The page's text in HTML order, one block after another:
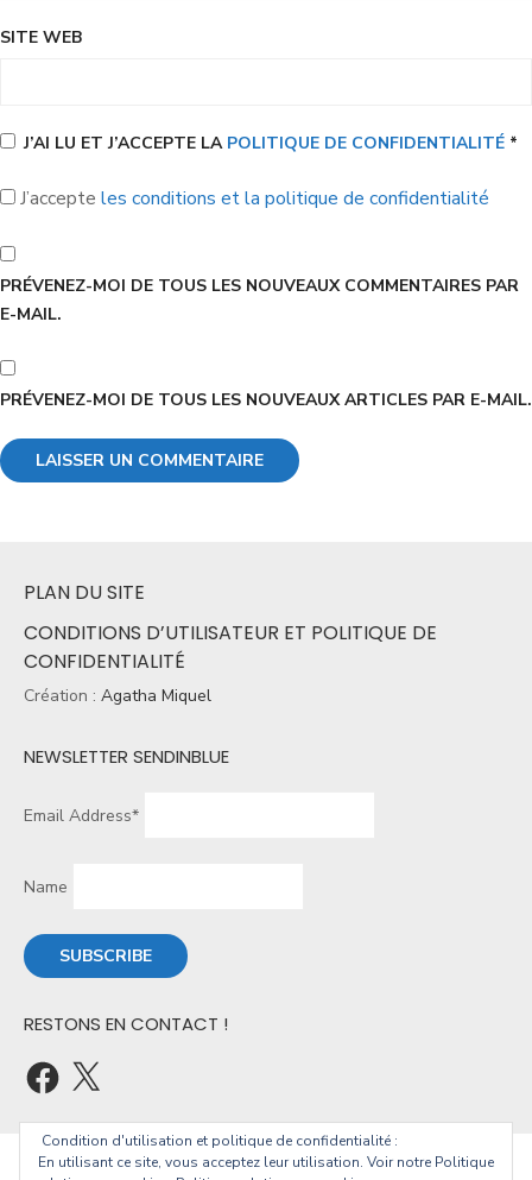
SITE WEB
J’AI LU ET J’ACCEPTE LA POLITIQUE DE CONFIDENTIALITÉ *
J’accepte les conditions et la politique de confidentialité
PRÉVENEZ-MOI DE TOUS LES NOUVEAUX COMMENTAIRES PAR
E-MAIL.
PRÉVENEZ-MOI DE TOUS LES NOUVEAUX ARTICLES PAR E-MAIL.
PLAN DU SITE
CONDITIONS D’UTILISATEUR ET POLITIQUE DE
CONFIDENTIALITÉ
Création : Agatha Miquel
NEWSLETTER SENDINBLUE
Email Address*
Name
RESTONS EN CONTACT !
Condition d'utilisation et politique de confidentialité :
En utilisant ce site, vous acceptez leur utilisation. Voir notre Politique